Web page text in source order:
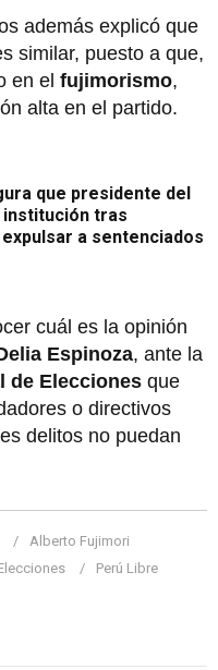
además explicó que
similar, puesto a que,
en el fujimorismo,
alta en el partido.
que presidente del
institución tras
a sentenciados
cuál es la opinión
Espinoza, ante la
de Elecciones que
o directivos
delitos no puedan
Alberto Fujimori
Perú Libre